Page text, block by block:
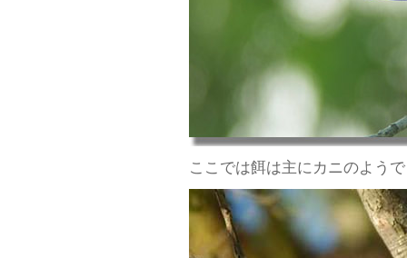
ここでは餌は主にカニのよう